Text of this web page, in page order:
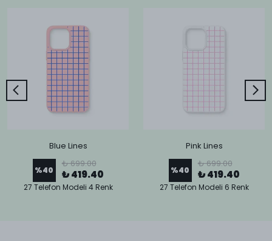
Blue Lines
%40
₺ 699.00
₺ 419.40
27 Telefon Modeli 4 Renk
Pink Lines
%40
₺ 699.00
₺ 419.40
27 Telefon Modeli 6 Renk